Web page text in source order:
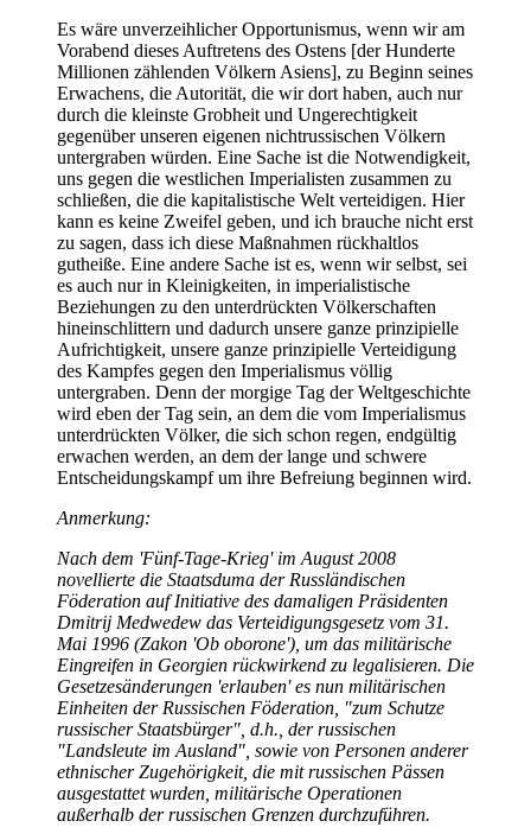
Es wäre unverzeihlicher Opportunismus, wenn wir am
Vorabend dieses Auftretens des Ostens [der Hunderte
Millionen zählenden Völkern Asiens], zu Beginn seines
Erwachens, die Autorität, die wir dort haben, auch nur
durch die kleinste Grobheit und Ungerechtigkeit
gegenüber unseren eigenen nichtrussischen Völkern
untergraben würden. Eine Sache ist die Notwendigkeit,
uns gegen die westlichen Imperialisten zusammen zu
schließen, die die kapitalistische Welt verteidigen. Hier
kann es keine Zweifel geben, und ich brauche nicht erst
zu sagen, dass ich diese Maßnahmen rückhaltlos
gutheiße. Eine andere Sache ist es, wenn wir selbst, sei
es auch nur in Kleinigkeiten, in imperialistische
Beziehungen zu den unterdrückten Völkerschaften
hineinschlittern und dadurch unsere ganze prinzipielle
Aufrichtigkeit, unsere ganze prinzipielle Verteidigung
des Kampfes gegen den Imperialismus völlig
untergraben. Denn der morgige Tag der Weltgeschichte
wird eben der Tag sein, an dem die vom Imperialismus
unterdrückten Völker, die sich schon regen, endgültig
erwachen werden, an dem der lange und schwere
Entscheidungskampf um ihre Befreiung beginnen wird.
Anmerkung:
Nach dem 'Fünf-Tage-Krieg' im August 2008
novellierte die Staatsduma der Russländischen
Föderation auf Initiative des damaligen Präsidenten
Dmitrij Medwedew das Verteidigungsgesetz vom 31.
Mai 1996 (Zakon 'Ob oborone'), um das militärische
Eingreifen in Georgien rückwirkend zu legalisieren. Die
Gesetzesänderungen 'erlauben' es nun militärischen
Einheiten der Russischen Föderation, "zum Schutze
russischer Staatsbürger", d.h., der russischen
"Landsleute im Ausland", sowie von Personen anderer
ethnischer Zugehörigkeit, die mit russischen Pässen
ausgestattet wurden, militärische Operationen
außerhalb der russischen Grenzen durchzuführen.